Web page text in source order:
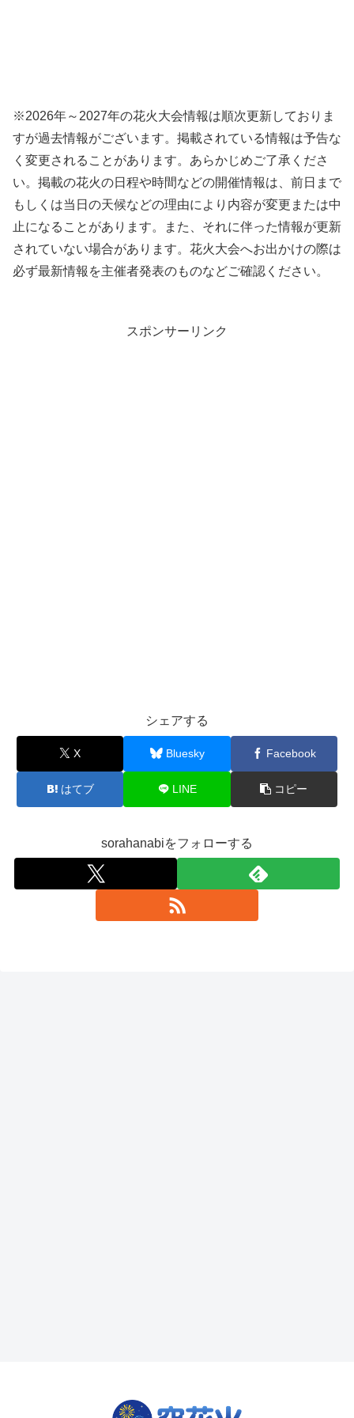
※2026年～2027年の花火大会情報は順次更新しておりま
すが過去情報がございます。掲載されている情報は予告な
く変更されることがあります。あらかじめご了承くださ
い。掲載の花火の日程や時間などの開催情報は、前日まで
もしくは当日の天候などの理由により内容が変更または中
止になることがあります。また、それに伴った情報が更新
されていない場合があります。花火大会へお出かけの際は
必ず最新情報を主催者発表のものなどご確認ください。
スポンサーリンク
シェアする
X Bluesky Facebook
はてブ LINE コピー
sorahanabiをフォローする